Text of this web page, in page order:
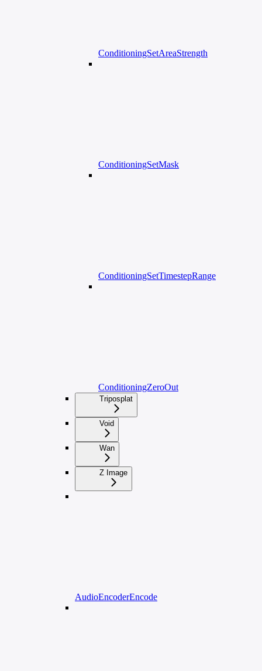
ConditioningSetAreaStrength
ConditioningSetMask
ConditioningSetTimestepRange
ConditioningZeroOut
Triposplat
Void
Wan
Z Image
AudioEncoderEncode